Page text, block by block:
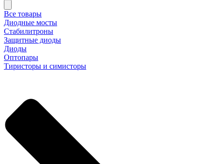
Все товары
Диодные мосты
Стабилитроны
Защитные диоды
Диоды
Оптопары
Тиристоры и симисторы